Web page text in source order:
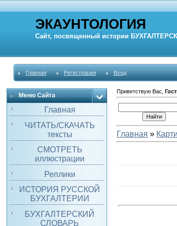
ЭКАУНТОЛОГИЯ
Сайт, посвященный истории
Главная Регистрация Вход
Меню Сайта
Главная
ЧИТАТЬ/СКАЧАТЬ
тексты
СМОТРЕТЬ
иллюстрации
Реплики
ИСТОРИЯ РУССКОЙ
БУХГАЛТЕРИИ
БУХГАЛТЕРСКИЙ
СЛОВАРЬ
Приветствую Вас ,
Главная »